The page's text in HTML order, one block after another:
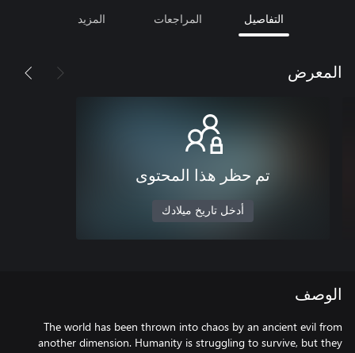
التفاصيل المراجعات المزيد
المعرض
تم حظر هذا المحتوى
أدخل تاريخ ميلادك
الوصف
The world has been thrown into chaos by an ancient evil from
another dimension. Humanity is struggling to survive, but they